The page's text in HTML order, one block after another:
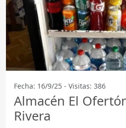
Fecha: 16/9/25 - Visitas: 386
Almacén El
Rivera